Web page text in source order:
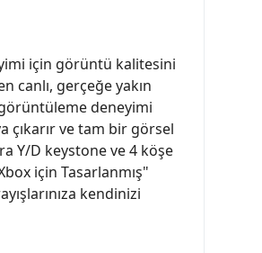
için görüntü kalitesini
canlı, gerçeğe yakın
deneyimi
çıkarır ve tam bir görsel
Y/D keystone ve 4 köşe
için Tasarlanmış"
kendinizi